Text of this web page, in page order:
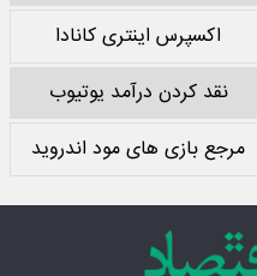
اکسپرس اینتری کانادا
نقد کردن درآمد یوتیوب
مرجع بازی های مود اندروید